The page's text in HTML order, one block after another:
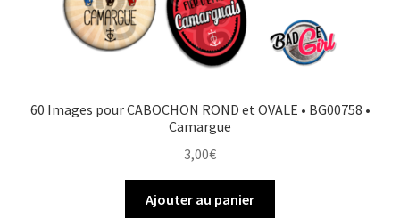
60 Images pour CABOCHON ROND et OVALE • BG00758 •
Camargue
3,00€
Ajouter au panier